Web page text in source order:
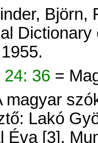
Björn,
36 =
magyar
Lakó
Éva [3].